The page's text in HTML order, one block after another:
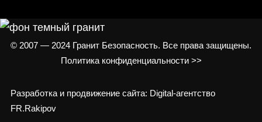
© 2007 — 2024 Гранит Безопасность. Все права защищены.
Политика конфиденциальности >>
Разработка и продвижение сайта: Digital-агентство
FR.Rakipov